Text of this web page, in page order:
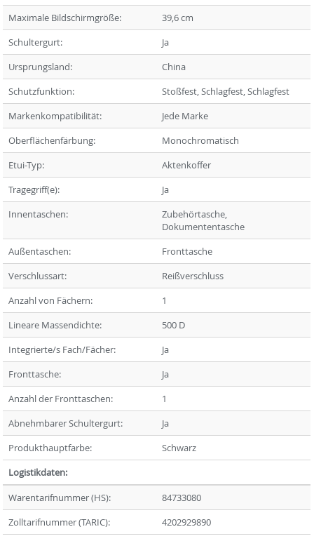
Maximale Bildschirmgröße:
39,6 cm
Schultergurt:
Ja
Ursprungsland:
China
Schutzfunktion:
Stoßfest, Schlagfest, Schlagfest
Markenkompatibilität:
Jede Marke
Oberflächenfärbung:
Monochromatisch
Etui-Typ:
Aktenkoffer
Tragegriff(e):
Ja
Innentaschen:
Zubehörtasche,
Dokumententasche
Außentaschen:
Fronttasche
Verschlussart:
Reißverschluss
Anzahl von Fächern:
1
Lineare Massendichte:
500 D
Integrierte/s Fach/Fächer:
Ja
Fronttasche:
Ja
Anzahl der Fronttaschen:
1
Abnehmbarer Schultergurt:
Ja
Produkthauptfarbe:
Schwarz
Logistikdaten:
Warentarifnummer (HS):
84733080
Zolltarifnummer (TARIC):
4202929890